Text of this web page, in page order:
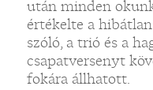
után minden
értékelte a
szóló, a trió és a
csapatversenyt
fokára állhatott.